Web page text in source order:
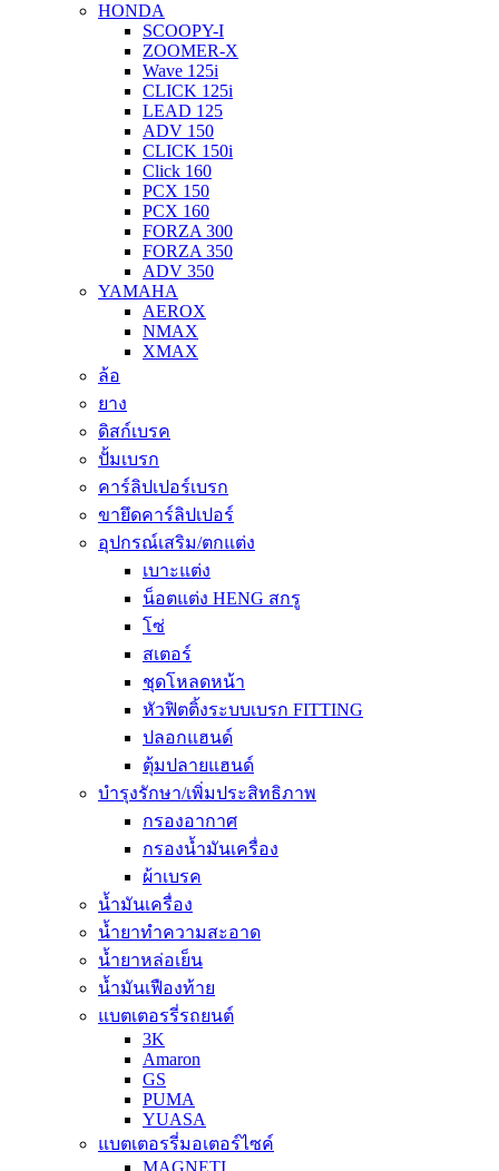
HONDA
SCOOPY-I
ZOOMER-X
Wave 125i
CLICK 125i
LEAD 125
ADV 150
CLICK 150i
Click 160
PCX 150
PCX 160
FORZA 300
FORZA 350
ADV 350
YAMAHA
AEROX
NMAX
XMAX
ล้อ
ยาง
ดิสก์เบรค
ปั้มเบรก
คาร์ลิปเปอร์เบรก
ขายึดคาร์ลิปเปอร์
อุปกรณ์เสริม/ตกแต่ง
เบาะแต่ง
น็อตแต่ง HENG สกรู
โซ่
สเตอร์
ชุดโหลดหน้า
หัวฟิตติ้งระบบเบรก FITTING
ปลอกแฮนด์
ตุ้มปลายแฮนด์
บำรุงรักษา/เพิ่มประสิทธิภาพ
กรองอากาศ
กรองน้ำมันเครื่อง
ผ้าเบรค
น้ำมันเครื่อง
น้ำยาทำความสะอาด
น้ำยาหล่อเย็น
น้ำมันเฟืองท้าย
แบตเตอรรี่รถยนต์
3K
Amaron
GS
PUMA
YUASA
แบตเตอรรี่มอเตอร์ไซค์